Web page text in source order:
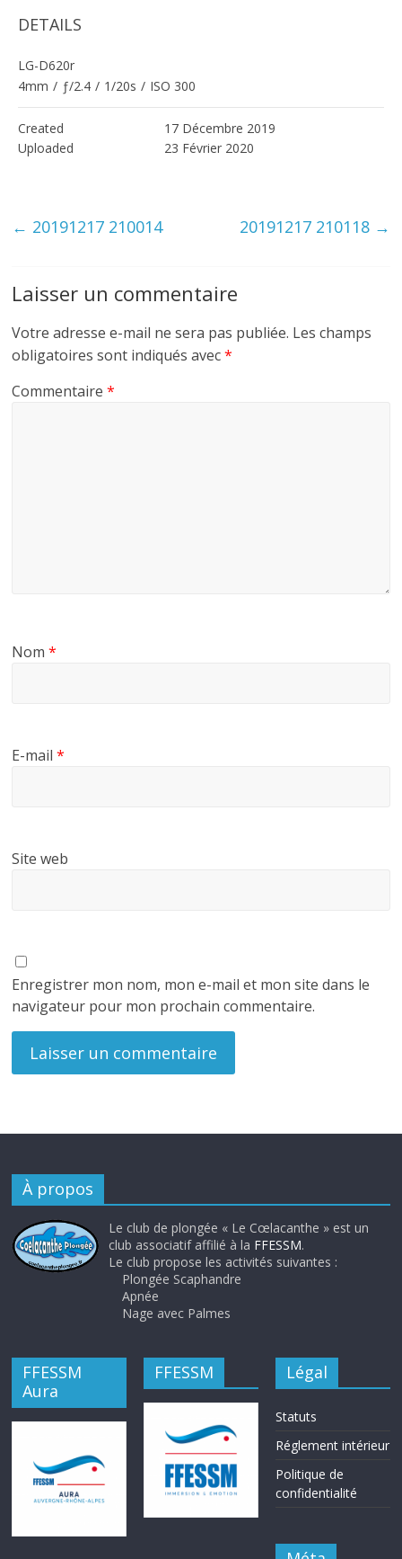
DETAILS
LG-D620r
4mm / ƒ/2.4 / 1/20s / ISO 300
Created
17 Décembre 2019
Uploaded
23 Février 2020
← 20191217 210014 20191217 210118 →
Laisser un commentaire
Votre adresse e-mail ne sera pas publiée. Les champs
obligatoires sont indiqués avec*
Commentaire*
Nom*
E-mail*
Site web
Enregistrer mon nom, mon e-mail et mon site dans le
navigateur pour mon prochain commentaire.
À propos
Le club de plongée « Le Cœlacanthe » est un
club associatif affilié à la FFESSM.
Le club propose les activités suivantes :
Plongée Scaphandre
Apnée
Nage avec Palmes
FFESSM
Aura
FFESSM Légal
Statuts
Réglement intérieur
Politique de
confidentialité